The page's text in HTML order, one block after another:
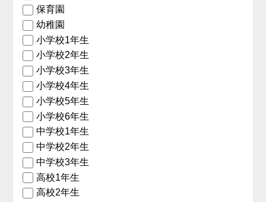
保育園
幼稚園
小学校1年生
小学校2年生
小学校3年生
小学校4年生
小学校5年生
小学校6年生
中学校1年生
中学校2年生
中学校3年生
高校1年生
高校2年生